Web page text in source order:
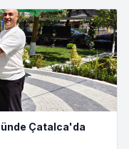
Çatalca'da